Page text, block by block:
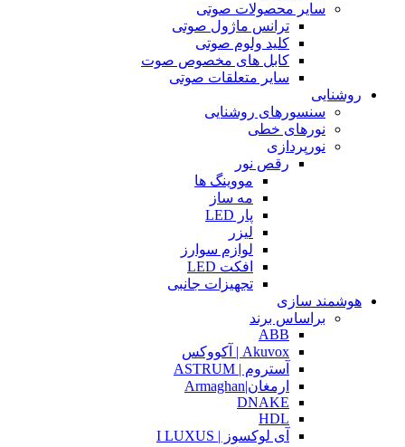
سایر محصولات صوتی
ترانس ماژول صوتی
کلید ولوم صوتی
کابل های مخصوص صوت
سایر متعلقات صوتی
روشنایی
سنسورهای روشنایی
نورهای خطی
نورپردازی
رقص نور
مووینگ ها
مه ساز
پار LED
لیزر
لوازم سوارز
افکت LED
تجهیزات جانبی
هوشمند سازی
براساس برند
ABB
Akuvox | آکووکس
آستروم | ASTRUM
ارمغان|Armaghan
DNAKE
HDL
آی لوکسوز | I LUXUS